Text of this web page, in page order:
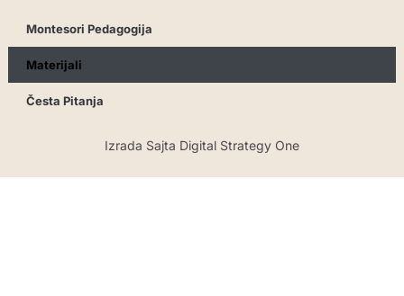
Montesori Pedagogija
Materijali
Česta Pitanja
Izrada Sajta Digital Strategy One